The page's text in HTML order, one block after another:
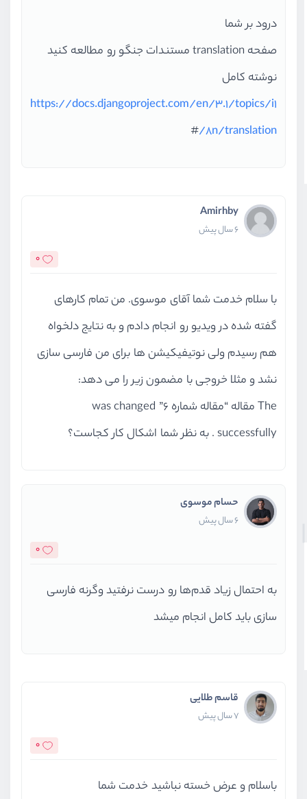
درود بر شما
صفحه translation مستندات جنگو رو مطالعه کنید
نوشته کامل
https://docs.djangoproject.com/en/3.1/topics/i1
8n/translation/
#
Amirhby
6 سال پیش
0
با سلام خدمت شما آقای موسوی. من تمام کارهای
گفته شده در ویدیو رو انجام دادم و به نتایج دلخواه
هم رسیدم ولی نوتیفیکیشن ها برای من فارسی سازی
نشد و مثلا خروجی با مضمون زیر را می دهد:
The مقاله “مقاله شماره ۶” was changed
successfully . به نظر شما اشکال کار کجاست؟
حسام موسوی
6 سال پیش
0
به احتمال زیاد قدم‌ها رو درست نرفتید وگرنه فارسی
سازی باید کامل انجام میشد
قاسم طلایی
7 سال پیش
0
باسلام و عرض خسته نباشید خدمت شما